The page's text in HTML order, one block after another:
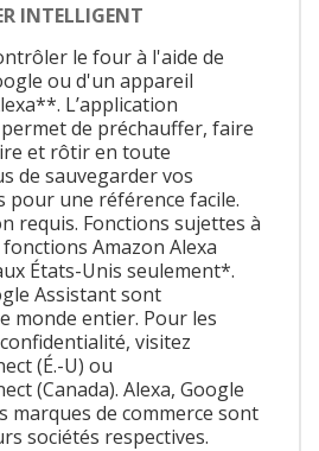
INTELLIGENT
le four à l'aide de
ou d'un appareil
L’application
de préchauffer, faire
et rôtir en toute
de sauvegarder vos
pour une référence facile.
requis. Fonctions sujettes à
Amazon Alexa
États-Unis seulement*.
Assistant sont
monde entier. Pour les
visitez
(É.-U) ou
(Canada). Alexa, Google
marques de commerce sont
sociétés respectives.